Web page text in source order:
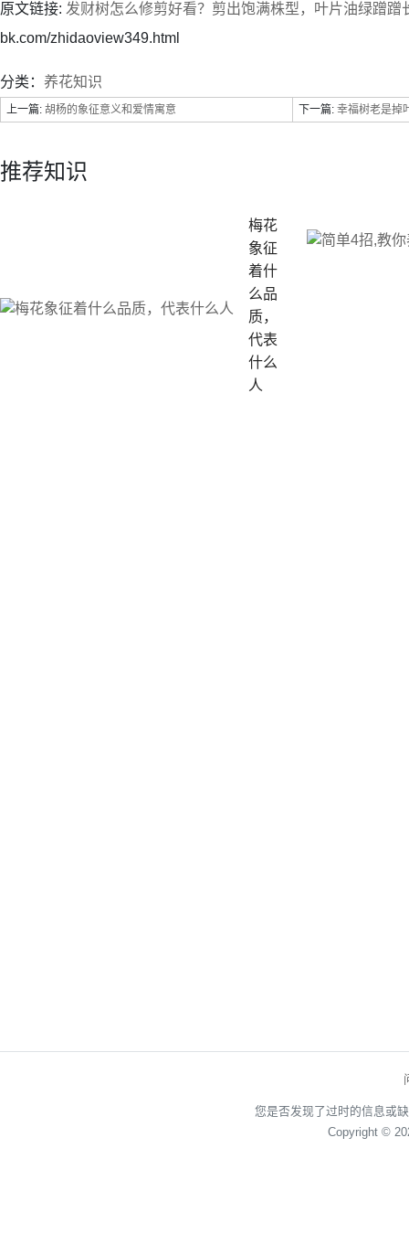
原文链接: 发财树怎么修剪好看？剪出饱满株型，叶片油绿蹭蹭
bk.com/zhidaoview349.html
分类： 养花知识
上一篇: 胡杨的象征意义和爱情寓意 下一篇: 幸福树老是掉
推荐知识
梅花
象征
着什
么品
质，
代表
什么
人
您是否发现了过时的信息或
Copyright ©